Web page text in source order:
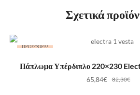
Σχετικά
ΠΡΟΣΦΟΡΆ!
ΠΡΟΣΘΉΚΗ ΣΤΟ
Πάπλωμα Υπέρδιπλο 220×230
82,30€
65,84€